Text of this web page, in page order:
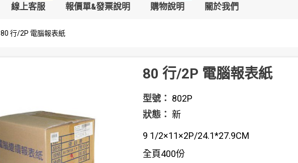
線上客服 報價單&發票說明 購物說明 關於我們
80 行/2P 電腦報表紙
80 行/2P 電腦報表紙
型號： 802P
狀態： 新
9 1/2×11×2P/24.1*27.9CM
全頁400份